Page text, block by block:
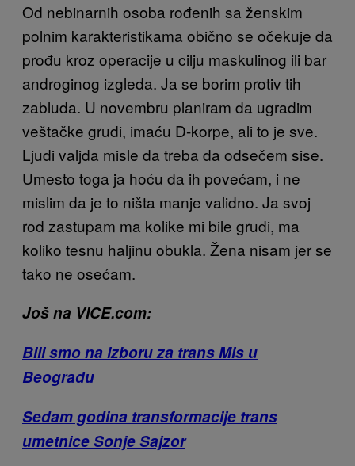
Od nebinarnih osoba rođenih sa ženskim
polnim karakteristikama obično se očekuje da
prođu kroz operacije u cilju maskulinog ili bar
androginog izgleda. Ja se borim protiv tih
zabluda. U novembru planiram da ugradim
veštačke grudi, imaću D-korpe, ali to je sve.
Ljudi valjda misle da treba da odsečem sise.
Umesto toga ja hoću da ih povećam, i ne
mislim da je to ništa manje validno. Ja svoj
rod zastupam ma kolike mi bile grudi, ma
koliko tesnu haljinu obukla. Žena nisam jer se
tako ne osećam.
Još na VICE.com:
Bili smo na izboru za trans Mis u
Beogradu
Sedam godina transformacije trans
umetnice Sonje Sajzor